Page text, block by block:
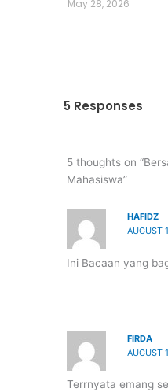
May 28, 2026
5 Responses
5 thoughts on
Mahasiswa”
HAFIDZ
AUGUST
Ini Bacaan yang
FIRDA
AUGUST
Terrnyata emang